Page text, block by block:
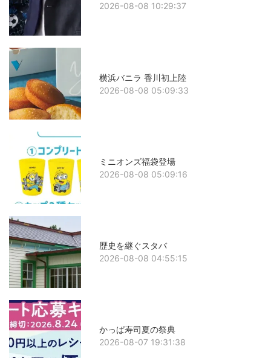
2026-08-08 10:29:37
横浜バニラ 香川初上陸
2026-08-08 05:09:33
ミニオンズ福袋登場
2026-08-08 05:09:16
歴史を継ぐスタバ
2026-08-08 04:55:15
かっぱ寿司夏の祭典
2026-08-07 19:31:38